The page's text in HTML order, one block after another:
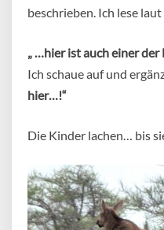
beschrieben. Ich lese
„ …hier ist auch einer
Ich schaue auf und
hier…!“
Die Kinder lachen… bis